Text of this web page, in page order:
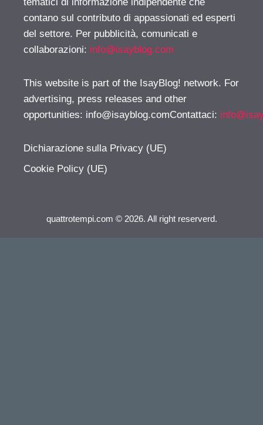
contano sul contributo di appassionati ed esperti
del settore. Per pubblicità, comunicati e
collaborazioni: info@isayblog.com
This website is part of the IsayBlog! network. For
advertising, press releases and other
opportunities: info@isayblog.comContattaci:
Dichiarazione sulla Privacy (UE)
Cookie Policy (UE)
quattrotempi.com © 2026. All right reserverd.